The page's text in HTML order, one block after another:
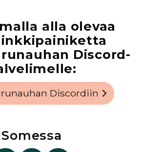
alla olevaa
Discord-
Discordiin
Somessa